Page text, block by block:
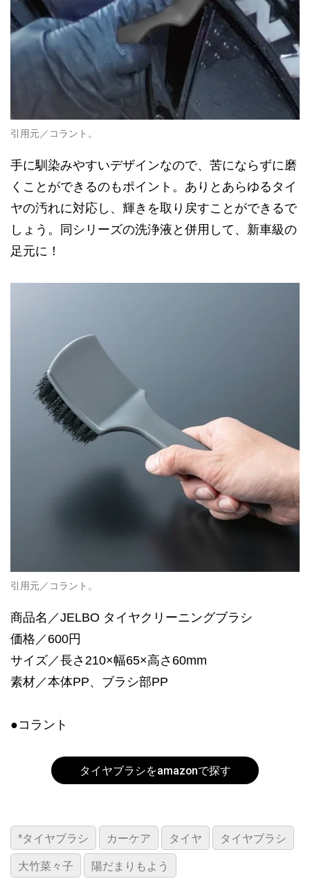
引用元／コラント。
手に馴染みやすいデザインなので、苦にならずに磨
くことができるのもポイント。ありとあらゆるタイ
ヤの汚れに対応し、輝きを取り戻すことができるで
しょう。同シリーズの洗浄液と併用して、新車級の
足元に！
引用元／コラント。
商品名／JELBO タイヤクリーニングブラシ
価格／600円
サイズ／長さ210×幅65×高さ60mm
素材／本体PP、ブラシ部PP
●コラント
タイヤブラシをamazonで探す
*タイヤブラシ カーケア タイヤ タイヤブラシ
大竹菜々子 陽だまりもよう